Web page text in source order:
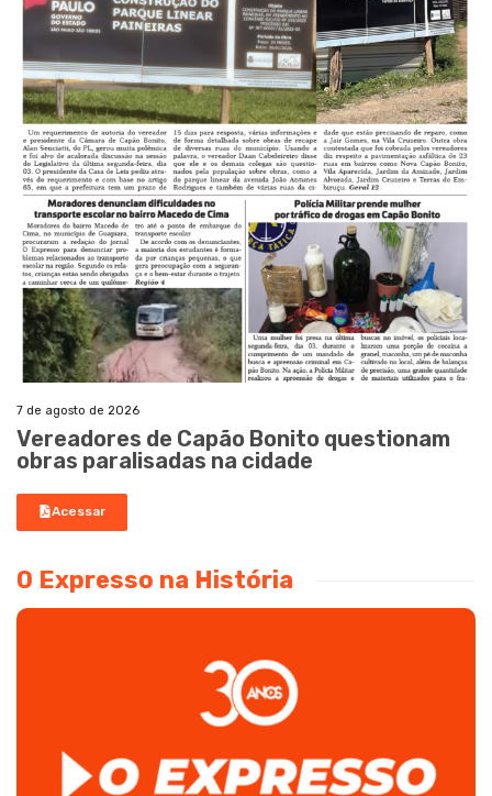
7 de agosto de 2026
Vereadores de Capão Bonito questionam
obras paralisadas na cidade
Acessar
O Expresso na História